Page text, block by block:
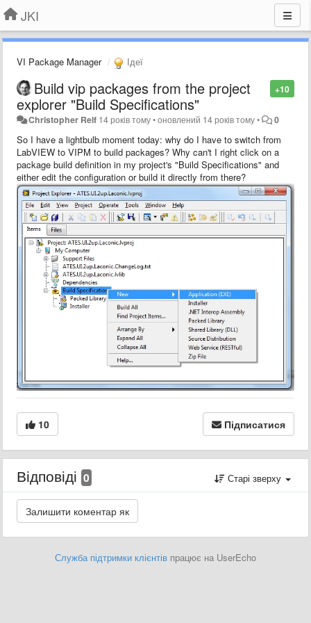
JKI
VI Package Manager Ідеї
+10
Build vip packages from the project
explorer "Build Specifications"
Christopher Relf 14 років тому•оновлений 14 років тому• 0
So I have a lightbulb moment today: why do I have to switch from
LabVIEW to VIPM to build packages? Why can't I right click on a
package build definition in my project's "Build Specifications" and
either edit the configuration or build it directly from there?
10 Підписатися
Відповіді 0 Старі зверху
Служба підтримки клієнтів працює на UserEcho